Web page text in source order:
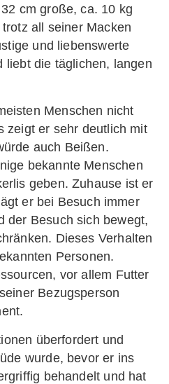
cm große, ca. 10 kg
all seiner Macken
und liebenswerte
liebt die täglichen, langen
Menschen nicht
zeigt er sehr deutlich mit
auch Beißen.
bekannte Menschen
geben. Zuhause ist er
er bei Besuch immer
der Besuch sich bewegt,
Dieses Verhalten
Personen.
vor allem Futter
Bezugsperson
überfordert und
wurde, bevor er ins
behandelt und hat